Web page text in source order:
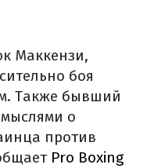
Маккензи,
боя
Также бывший
о
против
Pro Boxing